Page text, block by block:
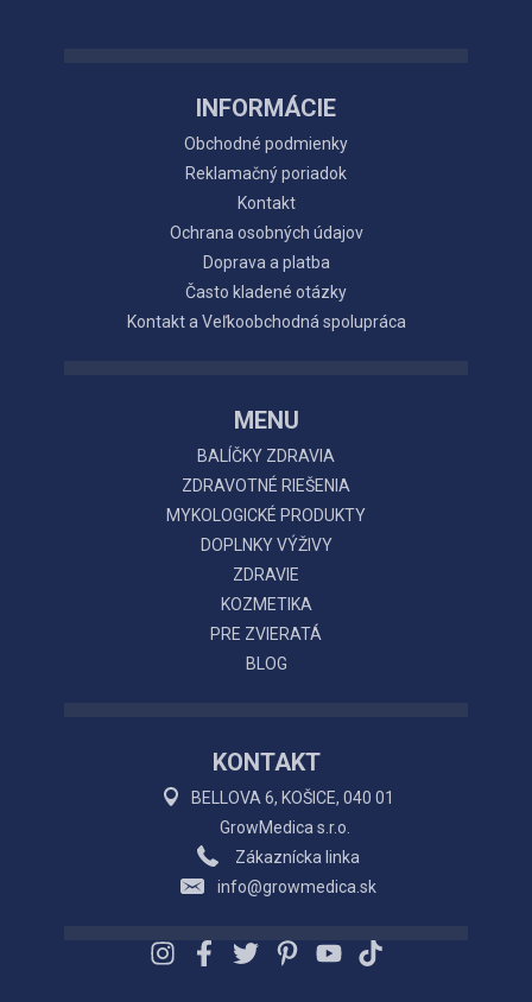
INFORMÁCIE
Obchodné podmienky
Reklamačný poriadok
Kontakt
Ochrana osobných údajov
Doprava a platba
Často kladené otázky
Kontakt a Veľkoobchodná spolupráca
MENU
BALÍČKY ZDRAVIA
ZDRAVOTNÉ RIEŠENIA
MYKOLOGICKÉ PRODUKTY
DOPLNKY VÝŽIVY
ZDRAVIE
KOZMETIKA
PRE ZVIERATÁ
BLOG
KONTAKT
BELLOVA 6, KOŠICE, 040 01
GrowMedica s.r.o.
Zákaznícka linka
info@growmedica.sk